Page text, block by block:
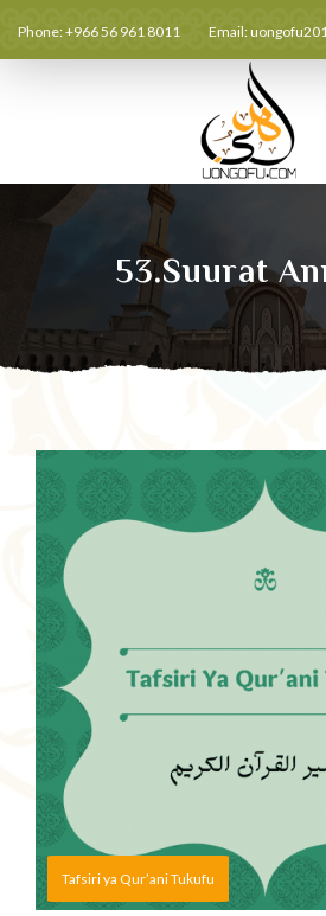
Phone: +966 56 961 8011 Email:
53.Suurat
Tafsiri ya Qur’ani Tukufu